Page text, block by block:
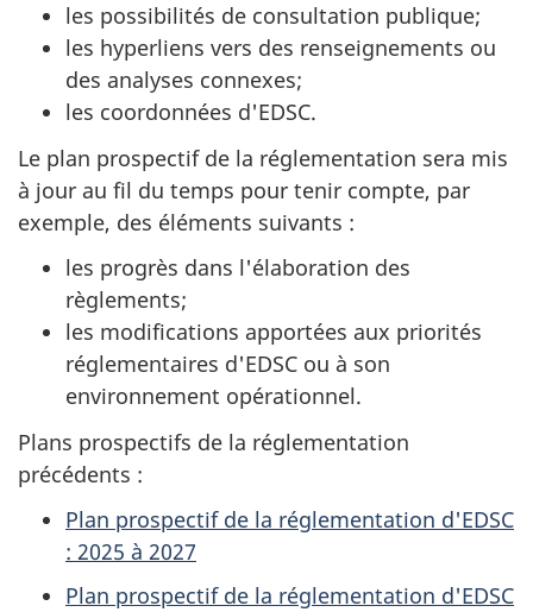
les possibilités de consultation publique;
les hyperliens vers des renseignements ou
des analyses connexes;
les coordonnées d'EDSC.
Le plan prospectif de la réglementation sera mis
à jour au fil du temps pour tenir compte, par
exemple, des éléments suivants :
les progrès dans l'élaboration des
règlements;
les modifications apportées aux priorités
réglementaires d'EDSC ou à son
environnement opérationnel.
Plans prospectifs de la réglementation
précédents :
Plan prospectif de la réglementation d'EDSC
: 2025 à 2027
Plan prospectif de la réglementation d'EDSC